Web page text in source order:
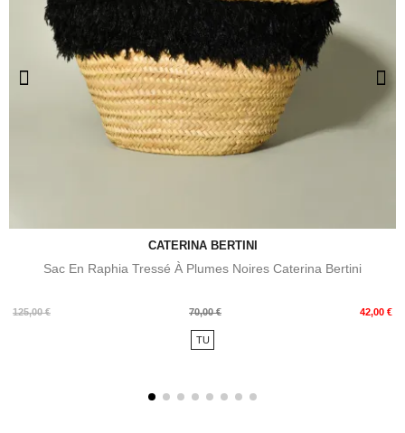
CATERINA BERTINI
Sac En Raphia Tressé À Plumes Noires Caterina Bertini
125,00 €
Prix
70,00 € 42,00 €
Prix
TU